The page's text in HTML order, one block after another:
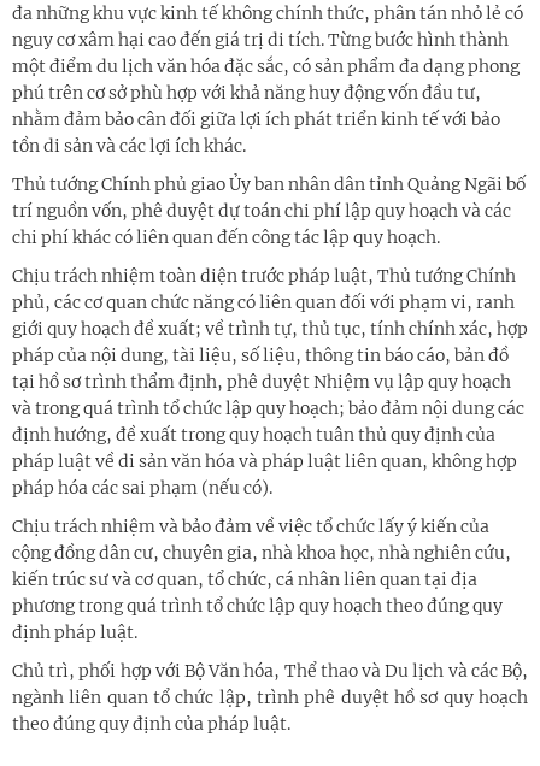
đa những khu vực kinh tế không chính thức, phân tán nhỏ lẻ có
nguy cơ xâm hại cao đến giá trị di tích. Từng bước hình thành
một điểm du lịch văn hóa đặc sắc, có sản phẩm đa dạng phong
phú trên cơ sở phù hợp với khả năng huy động vốn đầu tư,
nhằm đảm bảo cân đối giữa lợi ích phát triển kinh tế với bảo
tồn di sản và các lợi ích khác.
Thủ tướng Chính phủ giao Ủy ban nhân dân tỉnh Quảng Ngãi bố
trí nguồn vốn, phê duyệt dự toán chi phí lập quy hoạch và các
chi phí khác có liên quan đến công tác lập quy hoạch.
Chịu trách nhiệm toàn diện trước pháp luật, Thủ tướng Chính
phủ, các cơ quan chức năng có liên quan đối với phạm vi, ranh
giới quy hoạch đề xuất; về trình tự, thủ tục, tính chính xác, hợp
pháp của nội dung, tài liệu, số liệu, thông tin báo cáo, bản đồ
tại hồ sơ trình thẩm định, phê duyệt Nhiệm vụ lập quy hoạch
và trong quá trình tổ chức lập quy hoạch; bảo đảm nội dung các
định hướng, đề xuất trong quy hoạch tuân thủ quy định của
pháp luật về di sản văn hóa và pháp luật liên quan, không hợp
pháp hóa các sai phạm (nếu có).
Chịu trách nhiệm và bảo đảm về việc tổ chức lấy ý kiến của
cộng đồng dân cư, chuyên gia, nhà khoa học, nhà nghiên cứu,
kiến trúc sư và cơ quan, tổ chức, cá nhân liên quan tại địa
phương trong quá trình tổ chức lập quy hoạch theo đúng quy
định pháp luật.
Chủ trì, phối hợp với Bộ Văn hóa, Thể thao và Du lịch và các Bộ,
ngành liên quan tổ chức lập, trình phê duyệt hồ sơ quy hoạch
theo đúng quy định của pháp luật.